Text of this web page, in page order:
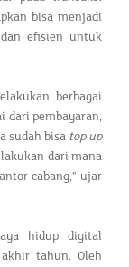
bisa menjadi
efisien untuk
berbagai
dari pembayaran,
sudah bisa top up
dari mana
cabang," ujar
hidup digital
tahun. Oleh